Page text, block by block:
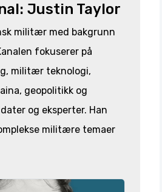
Justin Taylor
militær med bakgrunn
fokuserer på
militær teknologi,
geopolitikk og
og eksperter. Han
militære temaer